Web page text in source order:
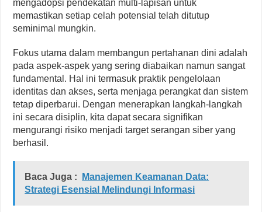
mengadopsi pendekatan multi-lapisan untuk
memastikan setiap celah potensial telah ditutup
seminimal mungkin.
Fokus utama dalam membangun pertahanan dini adalah
pada aspek-aspek yang sering diabaikan namun sangat
fundamental. Hal ini termasuk praktik pengelolaan
identitas dan akses, serta menjaga perangkat dan sistem
tetap diperbarui. Dengan menerapkan langkah-langkah
ini secara disiplin, kita dapat secara signifikan
mengurangi risiko menjadi target serangan siber yang
berhasil.
Baca Juga :
Manajemen Keamanan Data:
Strategi Esensial Melindungi Informasi